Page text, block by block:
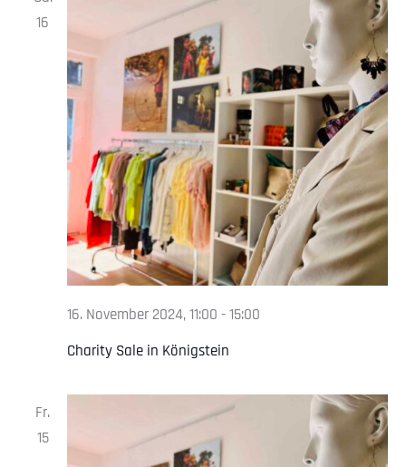
16
Charity Sale in Königstein
16. November 2024, 11:00 -15:00
Fr.
15